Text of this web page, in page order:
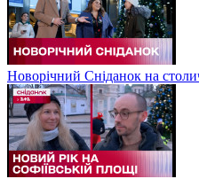
Новорічний Сніданок на